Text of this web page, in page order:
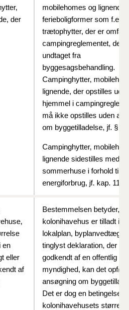
der
mobilehomes og lignende
ferieboligformer som f.eks.
trætophytter, der er
campingreglementet, der
undtaget fra
byggesagsbehandling.
Campinghytter,
lignende, der opstilles
hjemmel i
må ikke opstilles uden
om byggetilladelse, jf. § 7.
Campinghytter,
lignende sidestilles med
sommerhuse i forhold til
energiforbrug, jf. kap. 11.
en
eller
af
Bestemmelsen betyder,
kolonihavehus er tilladt i en
lokalplan, byplanvedtægt
tinglyst deklaration, der er
godkendt af en offentlig
myndighed, kan det
ansøgning om
Det er dog en betingelse,
kolonihavehusets